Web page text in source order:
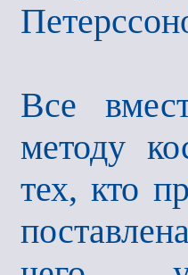
Все
методу
тех, кто